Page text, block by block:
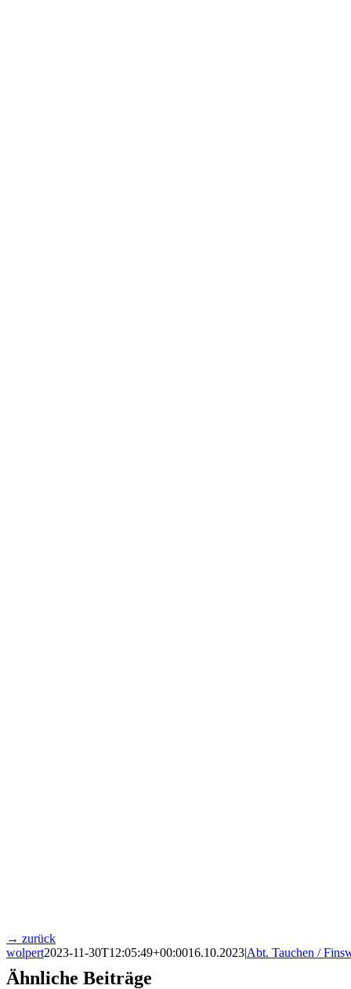
→ zurück
wolpert2023-11-30T12:05:49+00:0016.10.2023|Abt. Tauchen /
Ähnliche Beiträge